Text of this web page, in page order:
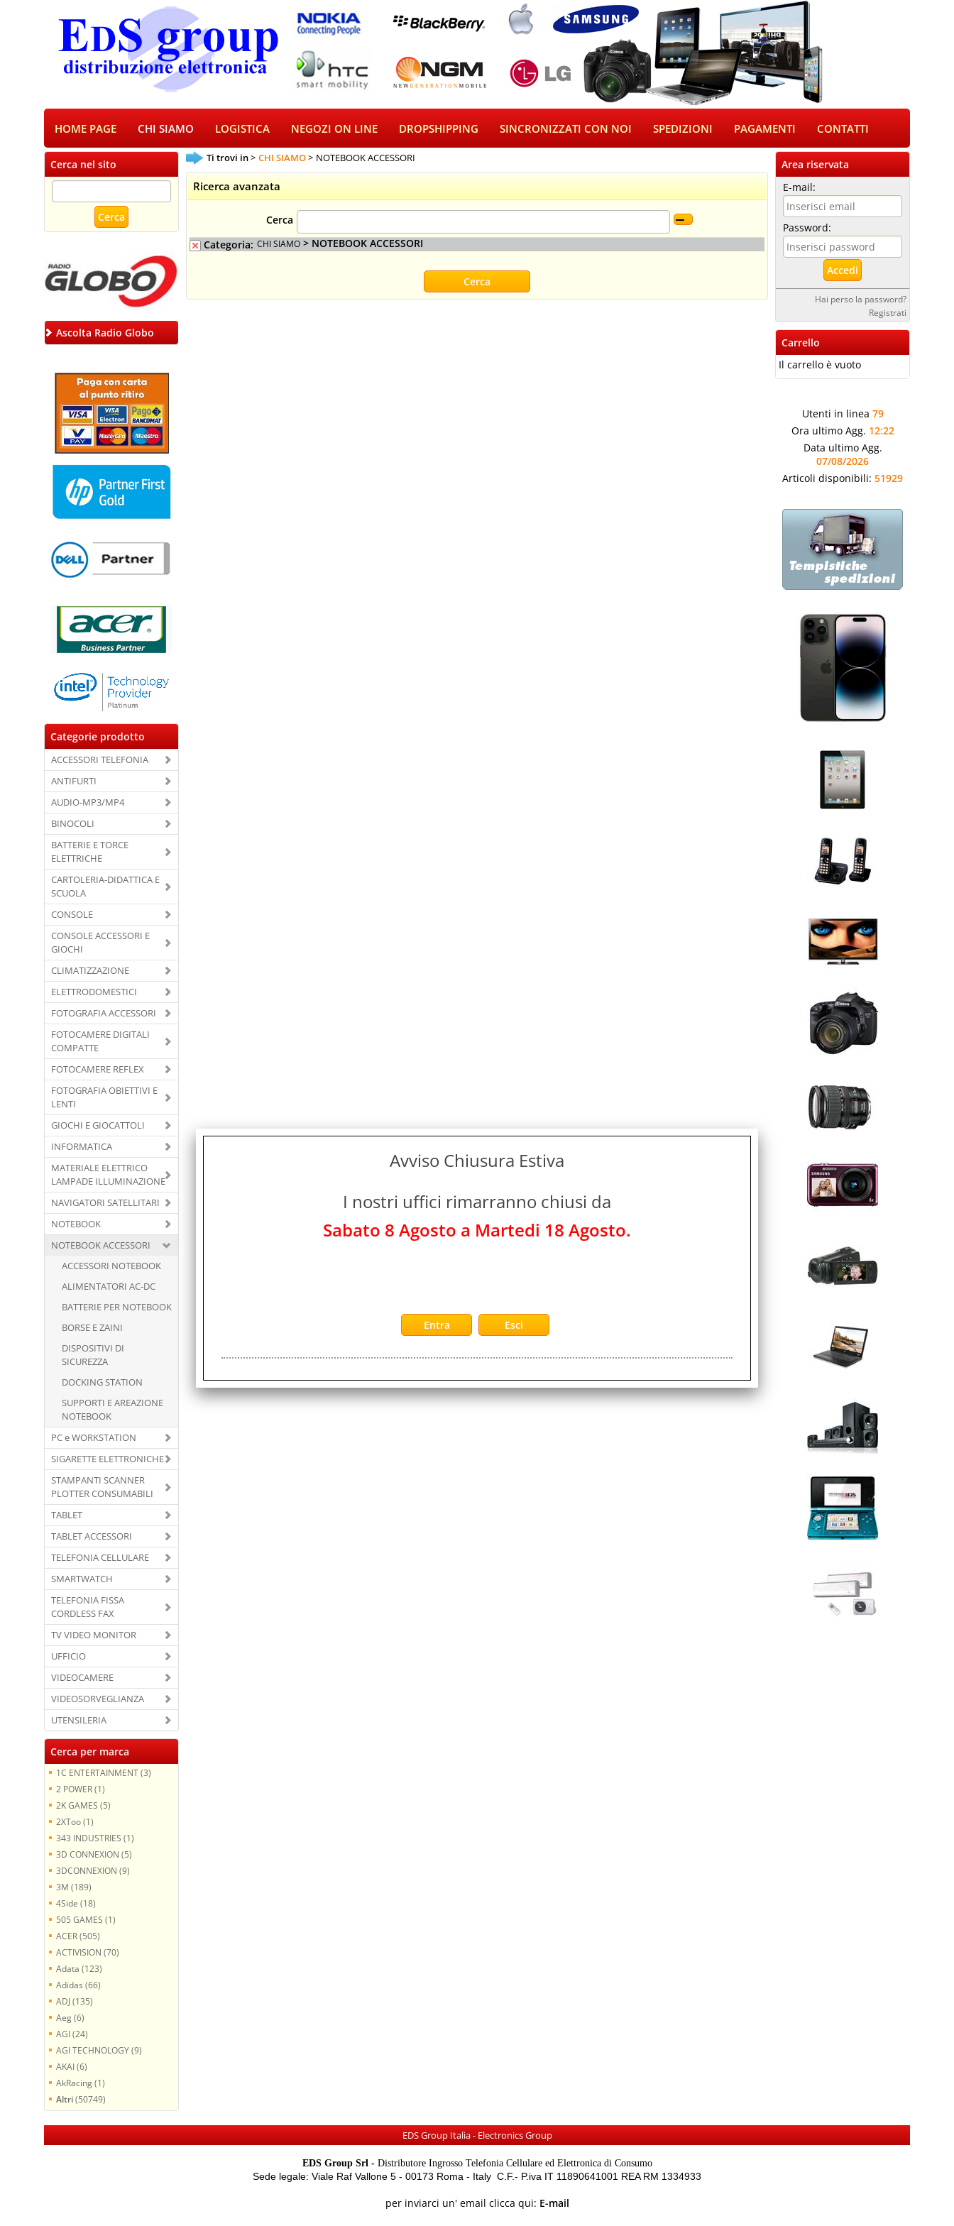
HOME PAGE CHI SIAMO LOGISTICA NEGOZI ON LINE DROPSHIPPING SINCRONIZZATI CON NOI SPEDIZIONI PAGAMENTI CONTATTI
Cerca nel sito
Ascolta Radio Globo
Categorie prodotto
ACCESSORI TELEFONIA
ANTIFURTI
AUDIO-MP3/MP4
BINOCOLI
BATTERIE E TORCE
ELETTRICHE
CARTOLERIA-DIDATTICA E
SCUOLA
CONSOLE
CONSOLE ACCESSORI E
GIOCHI
CLIMATIZZAZIONE
ELETTRODOMESTICI
FOTOGRAFIA ACCESSORI
FOTOCAMERE DIGITALI
COMPATTE
FOTOCAMERE REFLEX
FOTOGRAFIA OBIETTIVI E
LENTI
GIOCHI E GIOCATTOLI
INFORMATICA
MATERIALE ELETTRICO
LAMPADE ILLUMINAZIONE
NAVIGATORI SATELLITARI
NOTEBOOK
NOTEBOOK ACCESSORI
ACCESSORI NOTEBOOK
ALIMENTATORI AC-DC
BATTERIE PER NOTEBOOK
BORSE E ZAINI
DISPOSITIVI DI
SICUREZZA
DOCKING STATION
SUPPORTI E AREAZIONE
NOTEBOOK
PC e WORKSTATION
SIGARETTE ELETTRONICHE
STAMPANTI SCANNER
PLOTTER CONSUMABILI
TABLET
TABLET ACCESSORI
TELEFONIA CELLULARE
SMARTWATCH
TELEFONIA FISSA
CORDLESS FAX
TV VIDEO MONITOR
UFFICIO
VIDEOCAMERE
VIDEOSORVEGLIANZA
UTENSILERIA
Cerca per marca
1C ENTERTAINMENT (3)
2 POWER (1)
2K GAMES (5)
2XToo (1)
343 INDUSTRIES (1)
3D CONNEXION (5)
3DCONNEXION (9)
3M (189)
4Side (18)
505 GAMES (1)
ACER (505)
ACTIVISION (70)
Adata (123)
Adidas (66)
ADJ (135)
Aeg (6)
AGI (24)
AGI TECHNOLOGY (9)
AKAI (6)
AkRacing (1)
Altri(50749)
Ti trovi in CHI SIAMO NOTEBOOK ACCESSORI
Ricerca avanzata
Cerca
Categoria: CHI SIAMO > NOTEBOOK ACCESSORI
Area riservata
E-mail:
Password:
Hai perso la password?
Registrati
Carrello
Il carrello è vuoto
Utenti in linea 79
Ora ultimo Agg. 12:22
Data ultimo Agg.
07/08/2026
Articoli disponibili: 51929
EDS Group Italia - Electronics Group
EDS Group Srl -Distributore Ingrosso Telefonia Cellulare ed Elettronica di Consumo
Sede legale: Viale Raf Vallone 5 - 00173 Roma - Italy C.F.- P.iva IT 11890641001 REA RM 1334933
per inviarci un' email clicca qui: E-mail
Avviso Chiusura Estiva
I nostri uffici rimarranno chiusi da
Sabato 8 Agosto a Martedi 18 Agosto.